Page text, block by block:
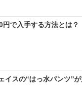
で入手する方法とは？
スの“はっ水パンツ”